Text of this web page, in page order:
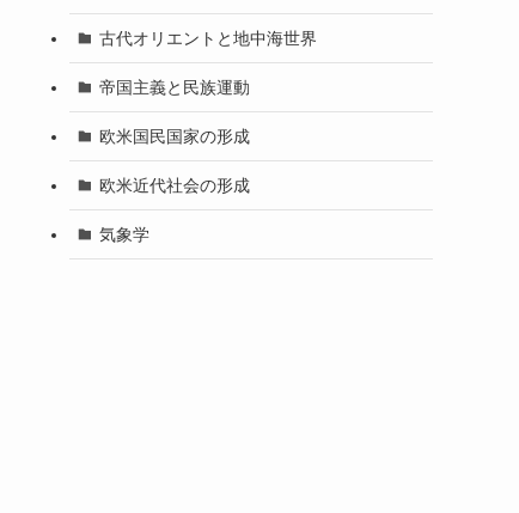
古代オリエントと地中海世界
帝国主義と民族運動
欧米国民国家の形成
欧米近代社会の形成
気象学